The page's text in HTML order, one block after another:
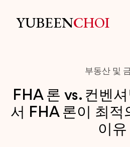
YUBEENCHOI
부동산 및
FHA 론 vs. 컨벤
서 FHA 론이 최적
이유